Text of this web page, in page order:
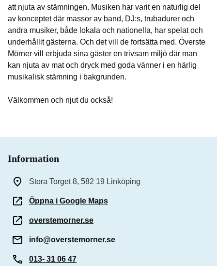
att njuta av stämningen. Musiken har varit en naturlig del
av konceptet där massor av band, DJ:s, trubadurer och
andra musiker, både lokala och nationella, har spelat och
underhållit gästerna. Och det vill de fortsätta med. Överste
Mörner vill erbjuda sina gäster en trivsam miljö där man
kan njuta av mat och dryck med goda vänner i en härlig
musikalisk stämning i bakgrunden.
Välkommen och njut du också!
Information
Stora Torget 8, 582 19 Linköping
Öppna i Google Maps
overstemorner.se
info@overstemorner.se
013- 31 06 47